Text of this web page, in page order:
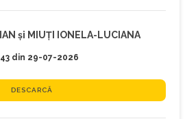
și MIUȚI IONELA-LUCIANA
43 din 29-07-2026
DESCARCĂ